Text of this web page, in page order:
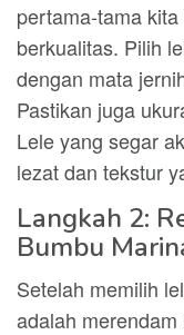
pertama-tama
berkualitas. Pilih
dengan mata
Pastikan juga
Lele yang segar
lezat dan tekstur
Langkah 2:
Bumbu
Setelah memilih
adalah